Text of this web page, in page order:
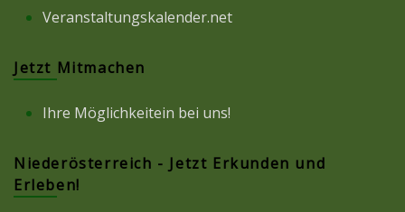
Veranstaltungskalender.net
Jetzt Mitmachen
Ihre Möglichkeitein bei uns!
Niederösterreich - Jetzt Erkunden und
Erleben!